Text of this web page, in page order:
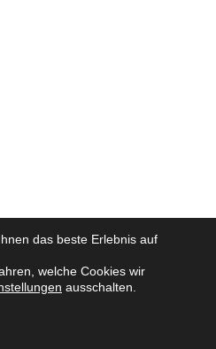
das beste Erlebnis auf
welche Cookies wir
ausschalten.